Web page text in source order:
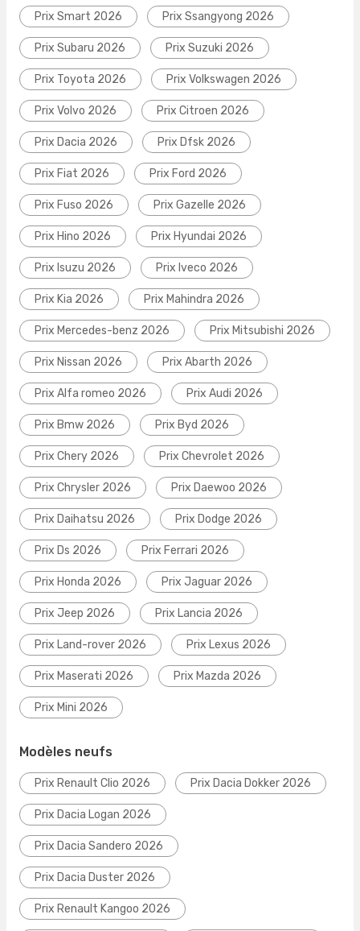
Prix Smart 2026 Prix Ssangyong 2026
Prix Subaru 2026 Prix Suzuki 2026
Prix Toyota 2026 Prix Volkswagen 2026
Prix Volvo 2026 Prix Citroen 2026
Prix Dacia 2026 Prix Dfsk 2026
Prix Fiat 2026 Prix Ford 2026
Prix Fuso 2026 Prix Gazelle 2026
Prix Hino 2026 Prix Hyundai 2026
Prix Isuzu 2026 Prix Iveco 2026
Prix Kia 2026 Prix Mahindra 2026
Prix Mercedes-benz 2026 Prix Mitsubishi 2026
Prix Nissan 2026 Prix Abarth 2026
Prix Alfa romeo 2026 Prix Audi 2026
Prix Bmw 2026 Prix Byd 2026
Prix Chery 2026 Prix Chevrolet 2026
Prix Chrysler 2026 Prix Daewoo 2026
Prix Daihatsu 2026 Prix Dodge 2026
Prix Ds 2026 Prix Ferrari 2026
Prix Honda 2026 Prix Jaguar 2026
Prix Jeep 2026 Prix Lancia 2026
Prix Land-rover 2026 Prix Lexus 2026
Prix Maserati 2026 Prix Mazda 2026
Prix Mini 2026
Modèles neufs
Prix Renault Clio 2026 Prix Dacia Dokker 2026
Prix Dacia Logan 2026
Prix Dacia Sandero 2026
Prix Dacia Duster 2026
Prix Renault Kangoo 2026